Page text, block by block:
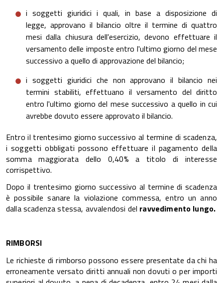
i soggetti giuridici i quali, in base a disposizione di
legge, approvano il bilancio oltre il termine di quattro
mesi dalla chiusura dell'esercizio, devono effettuare il
versamento delle imposte entro l'ultimo giorno del mese
successivo a quello di approvazione del bilancio;
i soggetti giuridici che non approvano il bilancio nei
termini stabiliti, effettuano il versamento del diritto
entro l'ultimo giorno del mese successivo a quello in cui
avrebbe dovuto essere approvato il bilancio.
Entro il trentesimo giorno successivo al termine di scadenza,
i soggetti obbligati possono effettuare il pagamento della
somma maggiorata dello 0,40% a titolo di interesse
corrispettivo.
Dopo il trentesimo giorno successivo al termine di scadenza
è possibile sanare la violazione commessa, entro un anno
dalla scadenza stessa, avvalendosi del ravvedimento lungo.
RIMBORSI
Le richieste di rimborso possono essere presentate da chi ha
erroneamente versato diritti annuali non dovuti o per importi